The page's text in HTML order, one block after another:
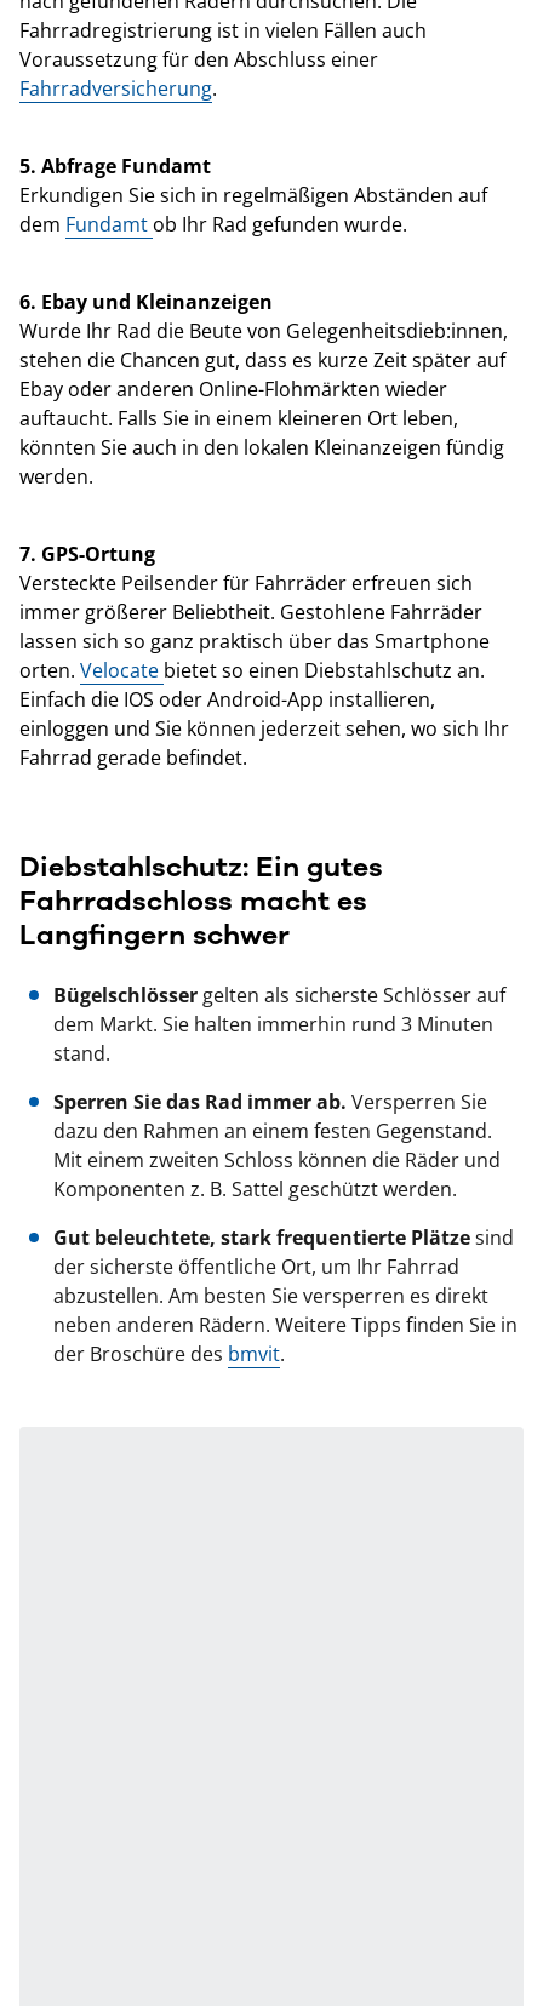
Fahrradregistrierung ist in vielen Fällen auch
Voraussetzung für den Abschluss einer
Fahrradversicherung.
5. Abfrage Fundamt
Erkundigen Sie sich in regelmäßigen Abständen auf
dem Fundamt ob Ihr Rad gefunden wurde.
6. Ebay und Kleinanzeigen
Wurde Ihr Rad die Beute von Gelegenheitsdieb:innen,
stehen die Chancen gut, dass es kurze Zeit später auf
Ebay oder anderen Online-Flohmärkten wieder
auftaucht. Falls Sie in einem kleineren Ort leben,
könnten Sie auch in den lokalen Kleinanzeigen fündig
werden.
7. GPS-Ortung
Versteckte Peilsender für Fahrräder erfreuen sich
immer größerer Beliebtheit. Gestohlene Fahrräder
lassen sich so ganz praktisch über das Smartphone
orten. Velocate bietet so einen Diebstahlschutz an.
Einfach die IOS oder Android-App installieren,
einloggen und Sie können jederzeit sehen, wo sich Ihr
Fahrrad gerade befindet.
Diebstahlschutz: Ein gutes
Fahrradschloss macht es
Langfingern schwer
Bügelschlösser gelten als sicherste Schlösser auf
dem Markt. Sie halten immerhin rund 3 Minuten
stand.
Sperren Sie das Rad immer ab. Versperren Sie
dazu den Rahmen an einem festen Gegenstand.
Mit einem zweiten Schloss können die Räder und
Komponenten z. B. Sattel geschützt werden.
Gut beleuchtete, stark frequentierte Plätzesind
der sicherste öffentliche Ort, um Ihr Fahrrad
abzustellen. Am besten Sie versperren es direkt
neben anderen Rädern. Weitere Tipps finden Sie in
der Broschüre des bmvit.